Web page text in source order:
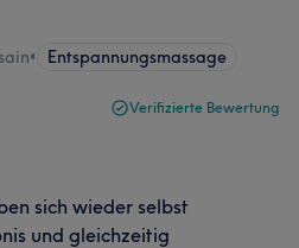
• Entspannungsmassage
Verifizierte Bewertung
sich wieder selbst
und gleichzeitig